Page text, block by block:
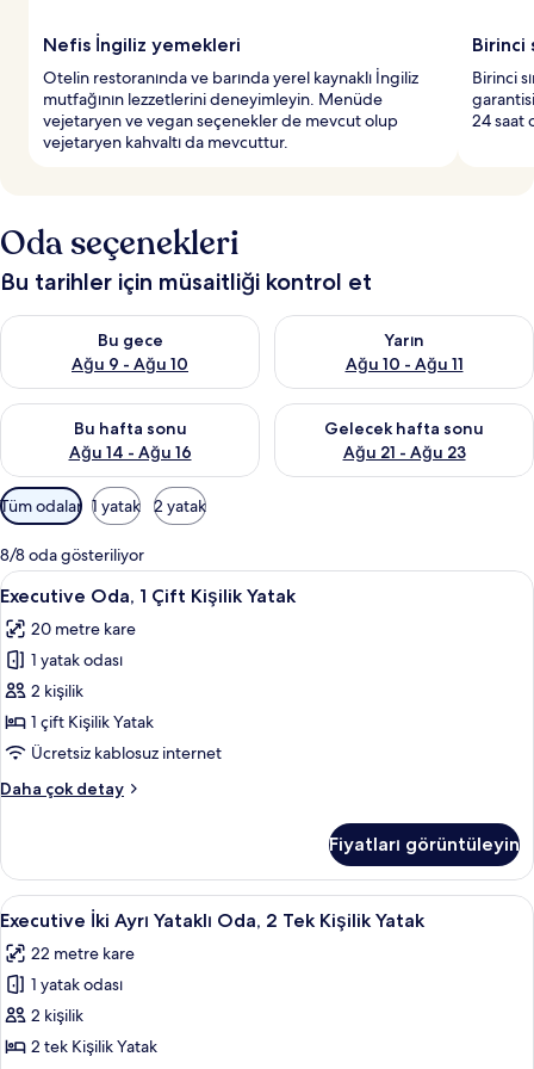
Nefis İngiliz yemekleri
Otelin restoranında ve barında yerel kaynaklı İngiliz
mutfağının lezzetlerini deneyimleyin. Menüde
vejetaryen ve vegan seçenekler de mevcut olup
vejetaryen kahvaltı da mevcuttur.
Birinci
Birinci
24 saat
Oda seçenekleri
Bu tarihler için müsaitliği kontrol et
Bu gece
Ağu 9 - Ağu 10
Bu gece için müsaitliği kontrol et Ağu 9 - Ağu 10
Yarın
Ağu 10 - Ağu 11
Yarın için müsaitliği kontrol et
Bu hafta sonu
Ağu 14 - Ağu 16
Bu hafta sonu için müsaitliği kontrol et Ağu 14 - Ağu 16
Gelecek hafta sonu
Ağu 21 - Ağu 23
Önümüzdeki hafta sonu için
Odalar
için
mevcut
filtreler
Tüm odalar 1 yatak 2 yatak
8/8 oda gösteriliyor
Executive
Oda,
1
Çift
Kişilik
Yatak
için
fotoğrafları
Executive Oda, 1 Çift Kişilik Yatak |
9
Executive Oda, 1 Çift Kişilik Yatak
20 metre kare
1 yatak odası
2 kişilik
1 çift Kişilik Yatak
Ücretsiz kablosuz internet
Daha çok detay
Executive
Kişilik
Yatak
hakkında
fazla
detay
Fiyatları görüntüleyin
Executive
İki
Ayrı
Yataklı
Oda,
2
Executive İki Ayrı Yataklı Oda, 2 Tek
8
Executive İki Ayrı Yataklı Oda, 2 Tek Kişilik Yatak
22 metre kare
1 yatak odası
2 kişilik
2 tek Kişilik Yatak